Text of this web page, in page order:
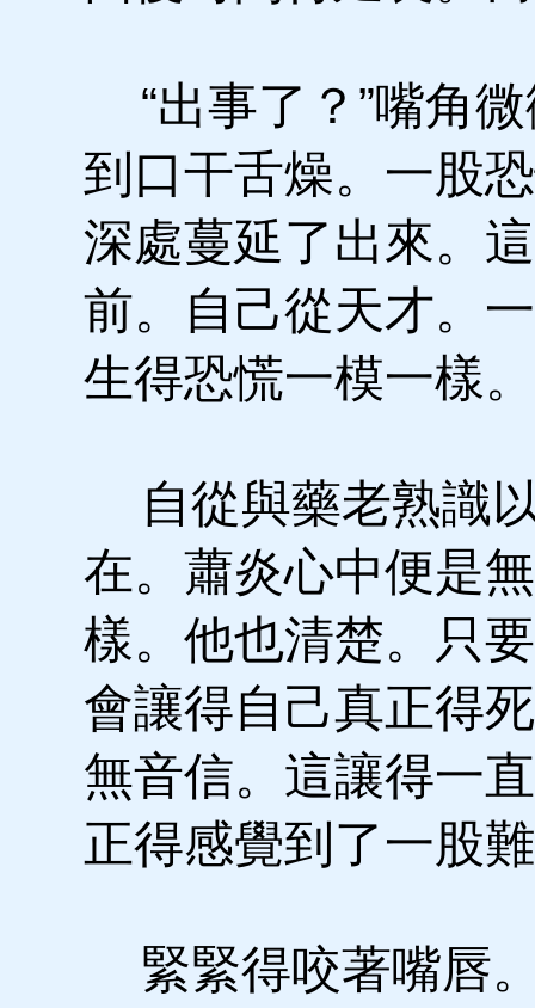
“出事了？”嘴角
到口干舌燥。一股
深處蔓延了出來。
前。自己從天才。
生得恐慌一模一樣。
自從與藥老熟識
在。蕭炎心中便是
樣。他也清楚。只
會讓得自己真正得
無音信。這讓得一
正得感覺到了一股
緊緊得咬著嘴唇